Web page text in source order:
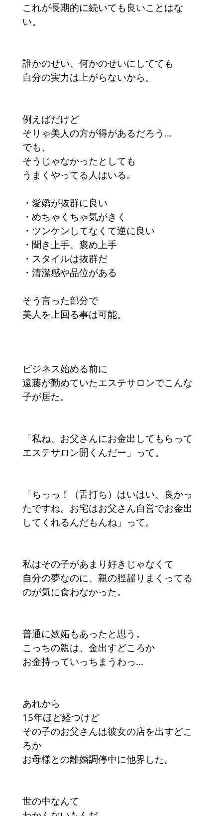
これが長期的に続いても良いことはな
い。
誰かのせい、何かのせいにしてても
自分の実力は上がらないから。
例えばだけど
そりゃ美人の方が得があるだろう…
でも、
そうじゃなかったとしても
うまくやってる人はいる。
・愛嬌が抜群に良い
・めちゃくちゃ気がきく
・ツンケンしてなくて逆に良い
・聞き上手、褒め上手
・スタイルは抜群だ
・清潔感や品位がある
そう言った部分で
美人を上回る事は可能。
ビジネス始める前に
遠藤が勤めていたエステサロンでこんな
子が居た。
「私ね、お父さんにお金出してもらって
エステサロン開くんだー」って。
「ちっっ！（舌打ち）はいはい、良かっ
たですね。お宅はお父さん自営でお金出
してくれるんだもんね」って。
私はその子があまり好きじゃなくて
自分の夢なのに、親の脛齧りまくってる
のが気に食わなかった。
普通に嫉妬もあったと思う。
こっちの親は、金出すどころか
お金持っていっちまうわっ…
あれから
15年ほど経つけど
その子のお父さんは彼女の店を出すどこ
ろか
お母様との離婚調停中に他界した。
世の中なんて